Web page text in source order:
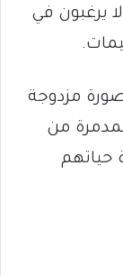
يرغبون في
مزدوجة
من
حياتهم